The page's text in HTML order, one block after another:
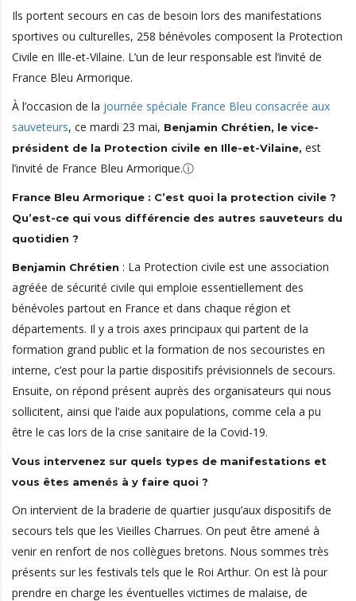
Ils portent secours en cas de besoin lors des manifestations
sportives ou culturelles, 258 bénévoles composent la Protection
Civile en Ille-et-Vilaine. L’un de leur responsable est l’invité de
France Bleu Armorique.
À l’occasion de la journée spéciale France Bleu consacrée aux
sauveteurs, ce mardi 23 mai, Benjamin Chrétien, le vice-
président de la Protection civile en Ille-et-Vilaine, est
l’invité de France Bleu Armorique.ⓘ
France Bleu Armorique : C’est quoi la protection civile ?
Qu’est-ce qui vous différencie des autres sauveteurs du
quotidien ?
Benjamin Chrétien : La Protection civile est une association
agréée de sécurité civile qui emploie essentiellement des
bénévoles partout en France et dans chaque région et
départements. Il y a trois axes principaux qui partent de la
formation grand public et la formation de nos secouristes en
interne, c’est pour la partie dispositifs prévisionnels de secours.
Ensuite, on répond présent auprès des organisateurs qui nous
sollicitent, ainsi que l’aide aux populations, comme cela a pu
être le cas lors de la crise sanitaire de la Covid-19.
Vous intervenez sur quels types de manifestations et
vous êtes amenés à y faire quoi ?
On intervient de la braderie de quartier jusqu’aux dispositifs de
secours tels que les Vieilles Charrues. On peut être amené à
venir en renfort de nos collègues bretons. Nous sommes très
présents sur les festivals tels que le Roi Arthur. On est là pour
prendre en charge les éventuelles victimes de malaise, de